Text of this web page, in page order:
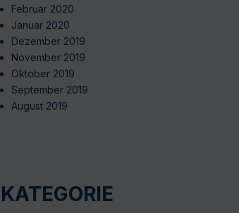
Februar 2020
Januar 2020
Dezember 2019
November 2019
Oktober 2019
September 2019
August 2019
KATEGORIE